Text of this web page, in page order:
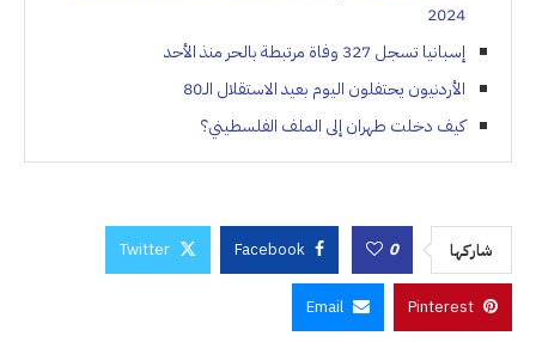
2024
إسبانيا تسجل 327 وفاة مرتبطة بالحر منذ الأحد
الأردنيون يحتفلون اليوم بعيد الاستقلال الـ80
كيف دخلت طهران إلى الملف الفلسطيني؟
شاركها 0
Facebook
Twitter
Pinterest
Email